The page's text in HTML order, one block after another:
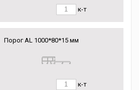
к-т
Порог AL 1000*80*15 мм
к-т